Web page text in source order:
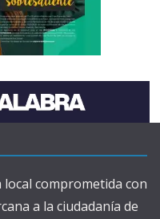
local comprometida con
a la ciudadanía de